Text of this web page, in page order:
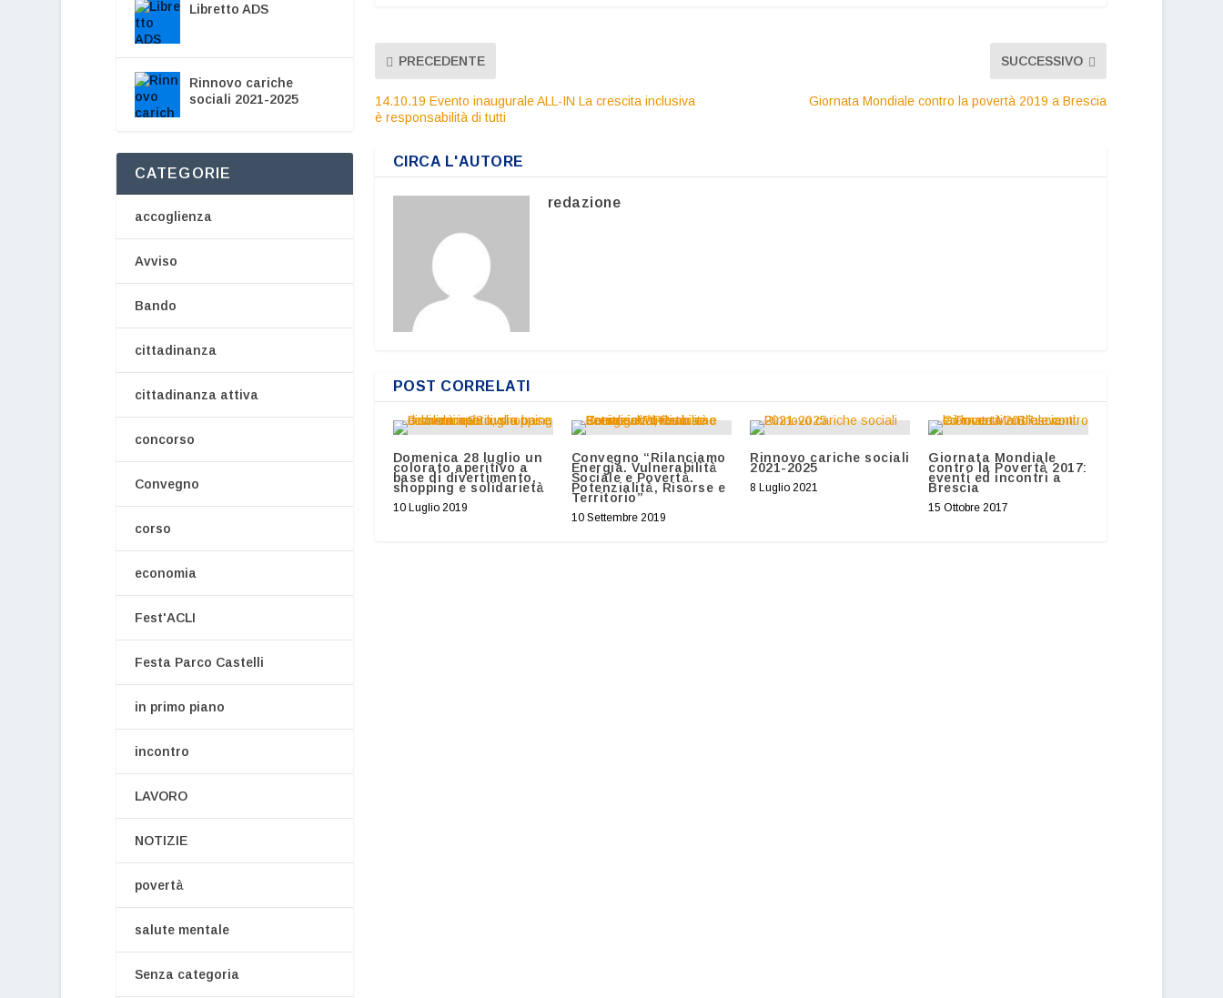
PRECEDENTE
14.10.19 Evento inaugurale ALL-IN La crescita inclusiva
è responsabilità di tutti
SUCCESSIVO
Giornata Mondiale contro la povertà 2019 a Brescia
CIRCA L'AUTORE
redazione
POST CORRELATI
Domenica 28 luglio un
colorato aperitivo a
base di divertimento,
shopping e solidarietà
10 Luglio 2019
Convegno “Rilanciamo
Energia. Vulnerabilità
Sociale e Povertà.
Potenzialità, Risorse e
Territorio”
10 Settembre 2019
Rinnovo cariche sociali
2021-2025
8 Luglio 2021
Giornata Mondiale
contro la Povertà 2017:
eventi ed incontri a
Brescia
15 Ottobre 2017
Libretto ADS
Rinnovo cariche
sociali 2021-2025
CATEGORIE
accoglienza
Avviso
Bando
cittadinanza
cittadinanza attiva
concorso
Convegno
corso
economia
Fest'ACLI
Festa Parco Castelli
in primo piano
incontro
LAVORO
NOTIZIE
povertà
salute mentale
Senza categoria